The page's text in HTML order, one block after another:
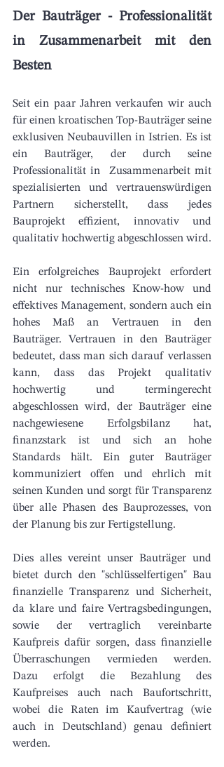
Der Bauträger - Professionalität
in Zusammenarbeit mit den
Besten
Seit ein paar Jahren verkaufen wir auch
für einen kroatischen Top-Bauträger seine
exklusiven Neubauvillen in Istrien. Es ist
ein Bauträger, der durch seine
Professionalität in  Zusammenarbeit mit
spezialisierten und vertrauenswürdigen
Partnern sicherstellt, dass jedes
Bauprojekt effizient, innovativ und
Ein erfolgreiches Bauprojekt erfordert
nicht nur technisches Know-how und
effektives Management, sondern auch ein
hohes Maß an Vertrauen in den
Bauträger. Vertrauen in den Bauträger
bedeutet, dass man sich darauf verlassen
kann, dass das Projekt qualitativ
hochwertig und termingerecht
abgeschlossen wird, der Bauträger eine
nachgewiesene Erfolgsbilanz hat,
finanzstark ist und sich an hohe
Standards hält. Ein guter Bauträger
kommuniziert offen und ehrlich mit
seinen Kunden und sorgt für Transparenz
über alle Phasen des Bauprozesses, von
der Planung bis zur Fertigstellung.
Dies alles vereint unser Bauträger und
bietet durch den "schlüsselfertigen" Bau
finanzielle Transparenz und Sicherheit,
da klare und faire Vertragsbedingungen,
sowie der vertraglich vereinbarte
Kaufpreis dafür sorgen, dass finanzielle
Überraschungen vermieden werden.
Dazu erfolgt die Bezahlung des
Kaufpreises auch nach Baufortschritt,
wobei die Raten im Kaufvertrag (wie
auch in Deutschland) genau definiert
werden.